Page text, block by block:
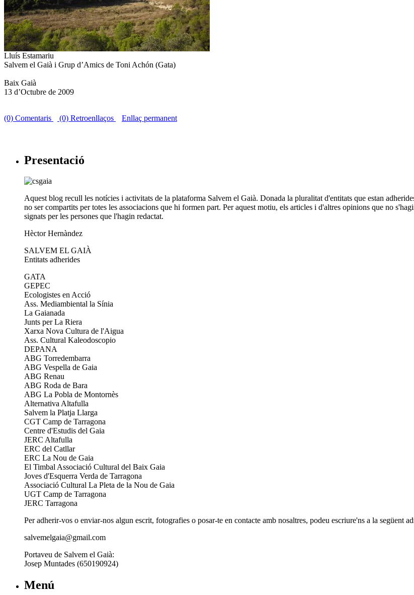
Lluís Estamariu
Salvem el Gaià i Grup d’Amics de Toni Achón (Gata)
Baix Gaià
13 d’Octubre de 2009
(0) Comentaris (0) Retroenllaços Enllaç permanent
Presentació
Aquest blog recull les notícies i activitats de la plataforma Salvem el Gaià. Donada la pluralitat d'entitats que estan
no ser compartits per totes les associacions que hi formen part. Per aquest motiu, els articles i d'altres opinions que no
signats per les persones que l'hagin redactat.
Hèctor Hernàndez
SALVEM EL GAIÀ
Entitats adherides
GATA
GEPEC
Ecologistes en Acció
Ass. Mediambiental la Sínia
La Gaianada
Junts per La Riera
Xarxa Nova Cultura de l'Aigua
Ass. Cultural Kaleodoscopio
DEPANA
ABG Torredembarra
ABG Vespella de Gaia
ABG Renau
ABG Roda de Bara
ABG La Pobla de Montornès
Alternativa Altafulla
Salvem la Platja Llarga
CGT Camp de Tarragona
Centre d'Estudis del Gaia
JERC Altafulla
ERC del Catllar
ERC La Nou de Gaia
El Timbal Associació Cultural del Baix Gaia
Joves d'Esquerra Verda de Tarragona
Associació Cultural La Pleta de la Nou de Gaia
UGT Camp de Tarragona
JERC Tarragona
Per adherir-vos o enviar-nos algun escrit, fotografies o posar-te en contacte amb nosaltres, podeu escriure'ns a la següent
salvemelgaia@gmail.com
Portaveu de Salvem el Gaià:
Josep Muntades (650190924)
Menú